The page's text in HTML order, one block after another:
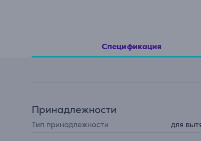
Спецификация
Принадлежности
Тип принадлежности для